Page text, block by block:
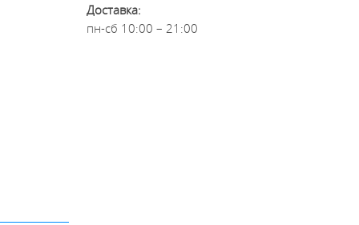
Доставка:
пн-сб 10:00 – 21:00